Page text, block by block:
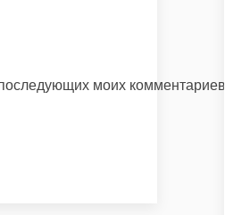
моих комментариев.